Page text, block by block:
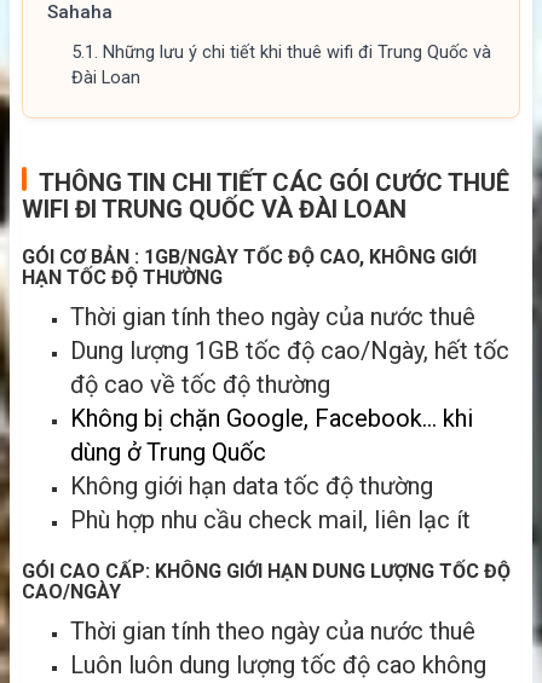
Sahaha
5.1. Những lưu ý chi tiết khi thuê wifi đi Trung Quốc và
Đài Loan
THÔNG TIN CHI TIẾT CÁC GÓI CƯỚC THUÊ
WIFI ĐI TRUNG QUỐC VÀ ĐÀI LOAN
GÓI CƠ BẢN : 1GB/NGÀY TỐC ĐỘ CAO, KHÔNG GIỚI
HẠN TỐC ĐỘ THƯỜNG
Thời gian tính theo ngày của nước thuê
Dung lượng 1GB tốc độ cao/Ngày, hết tốc
độ cao về tốc độ thường
Không bị chặn Google, Facebook… khi
dùng ở Trung Quốc
Không giới hạn data tốc độ thường
Phù hợp nhu cầu check mail, liên lạc ít
GÓI CAO CẤP: KHÔNG GIỚI HẠN DUNG LƯỢNG TỐC ĐỘ
CAO/NGÀY
Thời gian tính theo ngày của nước thuê
Luôn luôn dung lượng tốc độ cao không